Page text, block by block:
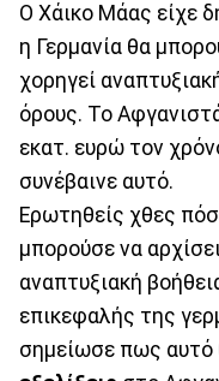
Ο Χάικο Μάας είχε
η Γερμανία θα
χορηγεί
όρους. Το
εκατ. ευρώ τον
συνέβαινε αυτό.
Ερωτηθείς χθες
μπορούσε να
αναπτυξιακή
επικεφαλής της
σημείωσε πως αυτό